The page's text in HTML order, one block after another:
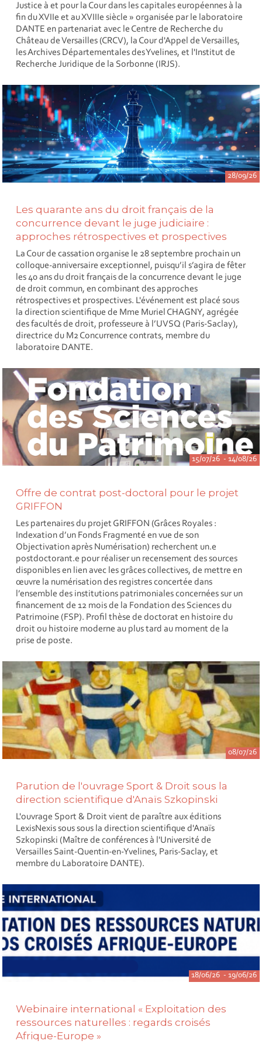
Justice à et pour la Cour dans les capitales européennes à la
fin du XVIIe et au XVIIIe siècle » organisée par le laboratoire
DANTE en partenariat avec le Centre de Recherche du
Château de Versailles (CRCV), la Cour d'Appel de Versailles,
les Archives Départementales des Yvelines, et l'Institut de
Recherche Juridique de la Sorbonne (IRJS).
28/09/26
Les quarante ans du droit français de la
concurrence devant le juge judiciaire :
approches rétrospectives et prospectives
La Cour de cassation organise le 28 septembre prochain un
colloque-anniversaire exceptionnel, puisqu’il s’agira de fêter
les 40 ans du droit français de la concurrence devant le juge
de droit commun, en combinant des approches
rétrospectives et prospectives. L'événement est placé sous
la direction scientifique de Mme Muriel CHAGNY, agrégée
des facultés de droit, professeure à l’UVSQ (Paris-Saclay),
directrice du M2 Concurrence contrats, membre du
laboratoire DANTE.
15/07/26 - 14/08/26
Offre de contrat post-doctoral pour le projet
GRIFFON
Les partenaires du projet GRIFFON (Grâces Royales :
Indexation d’un Fonds Fragmenté en vue de son
Objectivation après Numérisation) recherchent un.e
postdoctorant.e pour réaliser un recensement des sources
disponibles en lien avec les grâces collectives, de mettre en
œuvre la numérisation des registres concertée dans
l’ensemble des institutions patrimoniales concernées sur un
financement de 12 mois de la Fondation des Sciences du
Patrimoine (FSP). Profil thèse de doctorat en histoire du
droit ou histoire moderne au plus tard au moment de la
prise de poste.
08/07/26
Parution de l'ouvrage Sport & Droit sous la
direction scientifique d'Anaïs Szkopinski
L'ouvrage Sport & Droit vient de paraître aux éditions
LexisNexis sous sous la direction scientifique d'Anaïs
Szkopinski (Maître de conférences à l'Université de
Versailles Saint-Quentin-en-Yvelines, Paris-Saclay, et
membre du Laboratoire DANTE).
18/06/26 - 19/06/26
Webinaire international « Exploitation des
ressources naturelles : regards croisés
Afrique-Europe »